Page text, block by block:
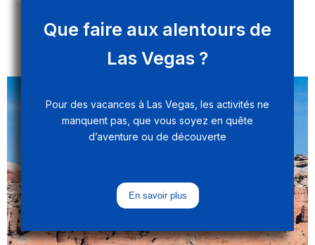
Que faire aux alentours de
Las Vegas ?
Pour des vacances à Las Vegas, les activités ne
manquent pas, que vous soyez en quête
d’aventure ou de découverte
En savoir plus